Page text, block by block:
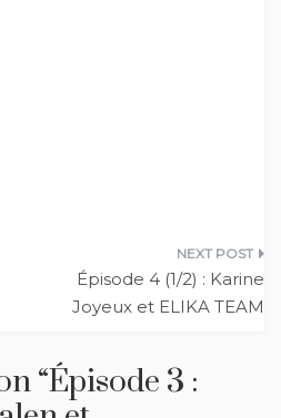
Épisode 4 (1/2) : Karine
Joyeux et ELIKA TEAM
“Épisode 3 :